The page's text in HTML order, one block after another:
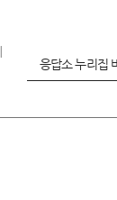
응답소 누리집